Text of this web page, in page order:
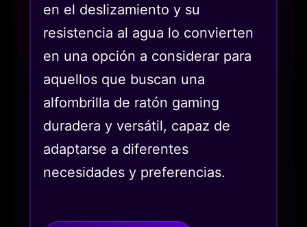
en el deslizamiento y su
resistencia al agua lo convierten
en una opción a considerar para
aquellos que buscan una
alfombrilla de ratón gaming
duradera y versátil, capaz de
adaptarse a diferentes
necesidades y preferencias.